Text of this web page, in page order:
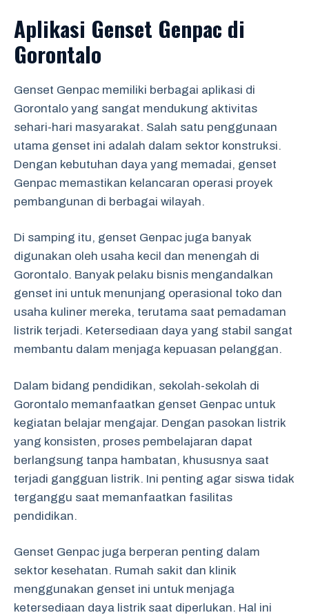
Aplikasi Genset Genpac di
Gorontalo
Genset Genpac memiliki berbagai aplikasi di
Gorontalo yang sangat mendukung aktivitas
sehari-hari masyarakat. Salah satu penggunaan
utama genset ini adalah dalam sektor konstruksi.
Dengan kebutuhan daya yang memadai, genset
Genpac memastikan kelancaran operasi proyek
pembangunan di berbagai wilayah.
Di samping itu, genset Genpac juga banyak
digunakan oleh usaha kecil dan menengah di
Gorontalo. Banyak pelaku bisnis mengandalkan
genset ini untuk menunjang operasional toko dan
usaha kuliner mereka, terutama saat pemadaman
listrik terjadi. Ketersediaan daya yang stabil sangat
membantu dalam menjaga kepuasan pelanggan.
Dalam bidang pendidikan, sekolah-sekolah di
Gorontalo memanfaatkan genset Genpac untuk
kegiatan belajar mengajar. Dengan pasokan listrik
yang konsisten, proses pembelajaran dapat
berlangsung tanpa hambatan, khususnya saat
terjadi gangguan listrik. Ini penting agar siswa tidak
terganggu saat memanfaatkan fasilitas
pendidikan.
Genset Genpac juga berperan penting dalam
sektor kesehatan. Rumah sakit dan klinik
menggunakan genset ini untuk menjaga
ketersediaan daya listrik saat diperlukan. Hal ini